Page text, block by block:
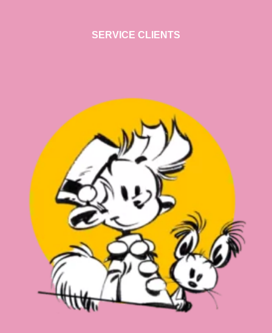
SERVICE CLIENTS